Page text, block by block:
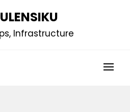
Infrastructure